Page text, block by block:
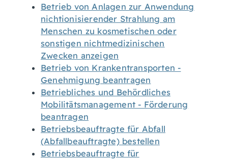
Betrieb von Anlagen zur Anwendung
nichtionisierender Strahlung am
Menschen zu kosmetischen oder
sonstigen nichtmedizinischen
Zwecken anzeigen
Betrieb von Krankentransporten -
Genehmigung beantragen
Betriebliches und Behördliches
Mobilitätsmanagement - Förderung
beantragen
Betriebsbeauftragte für Abfall
(Abfallbeauftragte) bestellen
Betriebsbeauftragte für